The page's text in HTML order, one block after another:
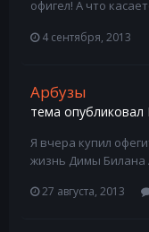
офигел! А что
4 сентября, 2013
Арбузы
тема опубликовал
Я вчера купил
жизнь Димы Билана
27 августа, 2013